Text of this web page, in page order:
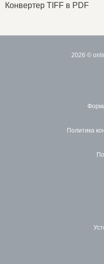
Конвертер TIFF в PDF
2026 ©
Политика